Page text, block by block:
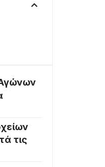
τις